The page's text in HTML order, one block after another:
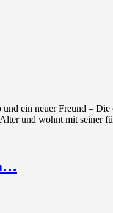
ein neuer Freund –
und wohnt mit seiner